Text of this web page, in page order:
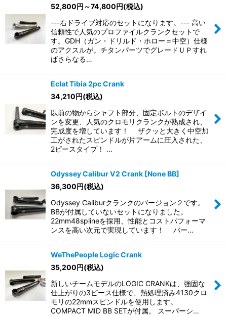
52,800円 ～74,800円(税込)
---右ドライブ対応のセットになります。--- 高い
信頼性で人気のプロファイルクランクセットで
す。GDH（ガン・ドリルド・ホロー＝中空）仕様
のアクスルが。チタンパーツでグレードＵＰすれ
ばさらなる…
Eclat Tibia 2pc Crank
34,210円(税込)
以前の物からシャフト部分、固定ボルトのデザイ
ンを変更、人気のクロモリクランクが熟成され、
完成度を増しています！ ザクッと大きく中空加
工がされたスピンドルが片アームに圧入された、
2ピースタイプ！ …
Odyssey Calibur V2 Crank [None BB]
36,300円(税込)
Odyssey Caliburクランクのバージョン２です。
BBが付属していないセットになりました。
22mm48splineを採用、性能とコストパフォーマ
ンスを高い次元で実現しています！ バー…
WeThePeople Logic Crank
35,200円(税込)
新しいチームモデルのLOGIC CRANKは、強固な
仕上がりの3ピース仕様で、熱処理済み4130クロ
モリの22mmスピンドルを使用します。
COMPACT MID BB SETが付属。 スーパーシ…